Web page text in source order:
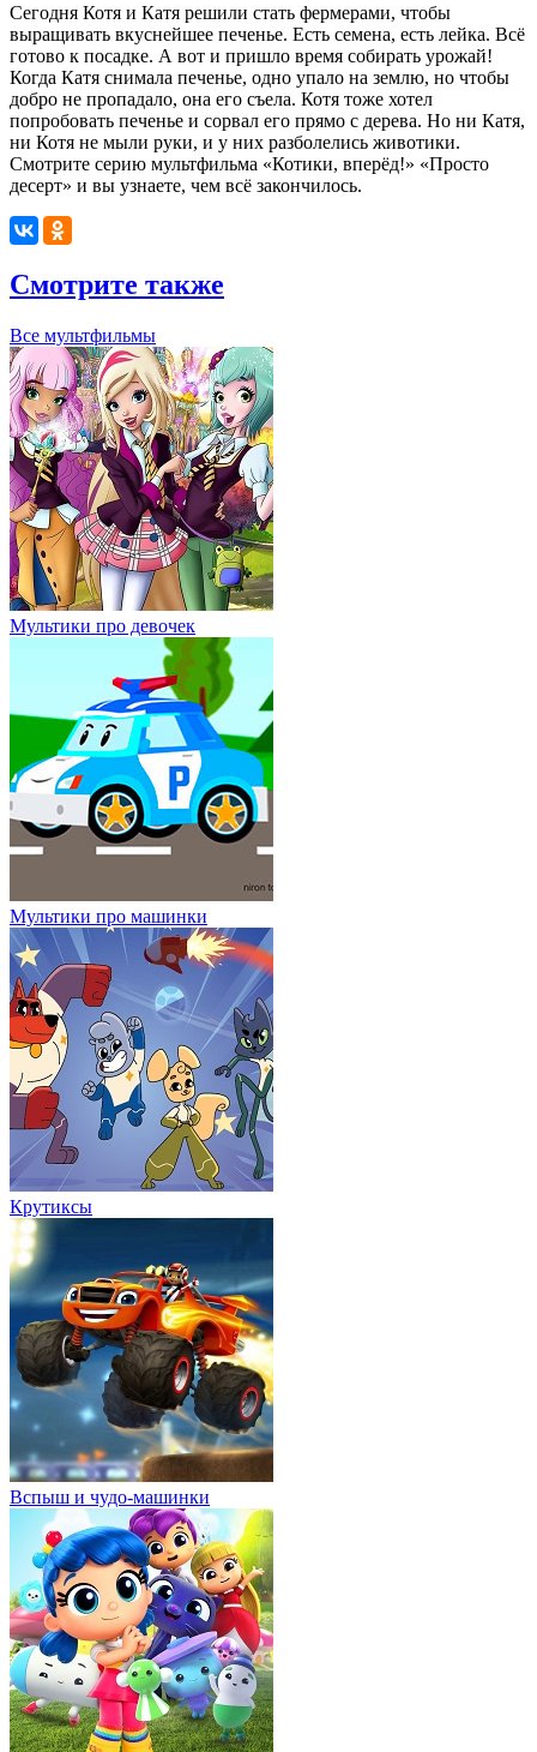
Сегодня Котя и Катя решили стать фермерами, чтобы
выращивать вкуснейшее печенье. Есть семена, есть лейка. Всё
готово к посадке. А вот и пришло время собирать урожай!
Когда Катя снимала печенье, одно упало на землю, но чтобы
добро не пропадало, она его съела. Котя тоже хотел
попробовать печенье и сорвал его прямо с дерева. Но ни Катя,
ни Котя не мыли руки, и у них разболелись животики.
Смотрите серию мультфильма «Котики, вперёд!» «Просто
десерт» и вы узнаете, чем всё закончилось.
Смотрите также
Все мультфильмы
Мультики про девочек
Мультики про машинки
Крутиксы
Вспыш и чудо-машинки